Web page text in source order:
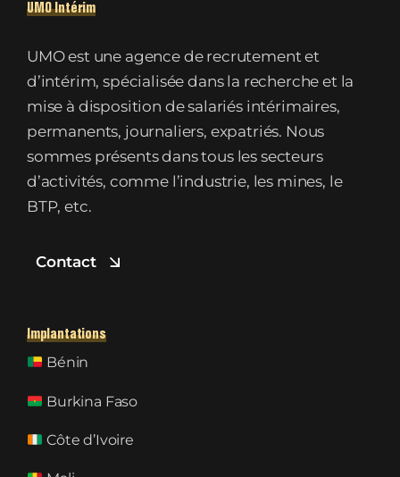
UMO Intérim
UMO est une agence de recrutement et
d’intérim, spécialisée dans la recherche et la
mise à disposition de salariés intérimaires,
permanents, journaliers, expatriés. Nous
sommes présents dans tous les secteurs
d’activités, comme l’industrie, les mines, le
BTP, etc.
Contact
Implantations
Bénin
Burkina Faso
Côte d’Ivoire